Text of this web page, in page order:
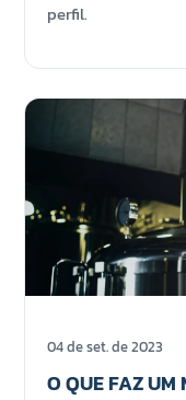
perfil.
04 de set. de 2023
O QUE FAZ UM